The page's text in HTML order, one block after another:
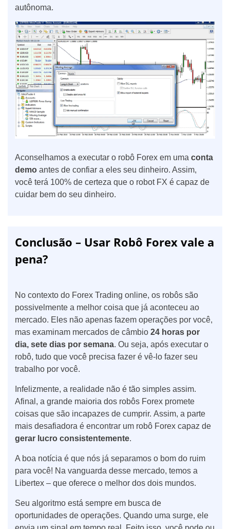
autônoma.
Aconselhamos a executar o robô Forex em uma conta
demo antes de confiar a eles seu dinheiro. Assim,
você terá 100% de certeza que o robot FX é capaz de
cuidar bem do seu dinheiro.
Conclusão – Usar Robô Forex vale a
pena?
No contexto do Forex Trading online, os robôs são
possivelmente a melhor coisa que já aconteceu ao
mercado. Eles não apenas fazem operações por você,
mas examinam mercados de câmbio 24 horas por
dia, sete dias por semana. Ou seja, após executar o
robô, tudo que você precisa fazer é vê-lo fazer seu
trabalho por você.
Infelizmente, a realidade não é tão simples assim.
Afinal, a grande maioria dos robôs Forex promete
coisas que são incapazes de cumprir. Assim, a parte
mais desafiadora é encontrar um robô Forex capaz de
gerar lucro consistentemente.
A boa notícia é que nós já separamos o bom do ruim
para você! Na vanguarda desse mercado, temos a
Libertex – que oferece o melhor dos dois mundos.
Seu algoritmo está sempre em busca de
oportunidades de operações. Quando uma surge, ele